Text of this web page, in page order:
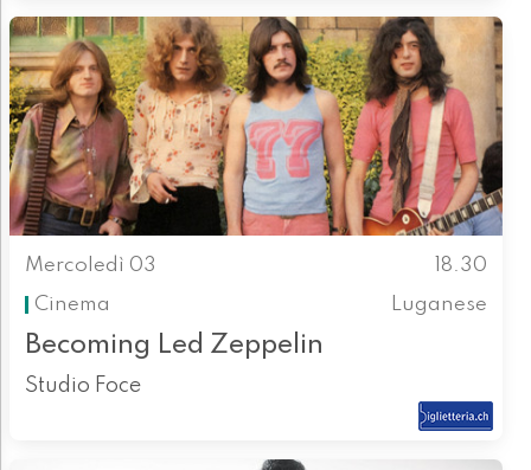
Mercoledì 03
18.30
Cinema
Luganese
Becoming Led Zeppelin
Studio Foce